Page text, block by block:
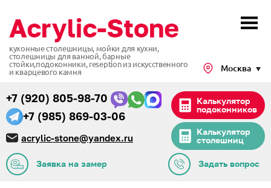
кухонные столешницы, мойки для кухни,
столешницы для ванной, барные
стойки,подоконники, reseption из искусственного
и кварцевого камня
+7 (985) 869-03-06
+7 (920) 805-98-70
acrylic-stone@yandex.ru
Калькулятор
столешниц
Калькулятор
подоконников
Москва
Задать вопрос
Заявка на замер